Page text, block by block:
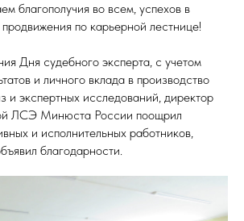
благополучия во всем, успехов в
по карьерной лестнице!
Дня судебного эксперта, с учетом
и личного вклада в производство
и экспертных исследований, директор
ЛСЭ Минюста России поощрил
и исполнительных работников,
благодарности.